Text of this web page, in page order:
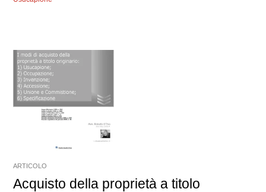
ARTICOLO
Acquisto della proprietà a titolo